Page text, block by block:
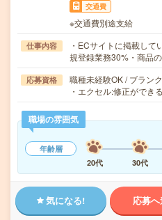
交通費
※交通費別途支給
仕事内容
・ECサイトに掲載し
規登録業務30%・商品
応募資格
職種未経験OK / ブラン
・エクセル:修正ができ
職場の雰囲気
年齢層
20代
30代
気になる! 応募